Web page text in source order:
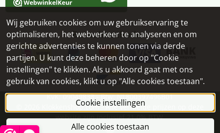
Betaalmethoden
KvK: 09049833 - Btw: NL800397496B01
Klokkenshop.com - Alle vermelde prijzen op deze
website zijn inclusief 21,0% BTW.
Wij gebruiken cookies om uw gebruikservaring te
optimaliseren, het webverkeer te analyseren en om
gerichte advertenties te kunnen tonen via derde
partijen. U kunt deze beheren door op "Cookie
instellingen" te klikken. Als u akkoord gaat met ons
gebruik van cookies, klikt u op "Alle cookies toestaan".
Cookie instellingen
Alle cookies toestaan